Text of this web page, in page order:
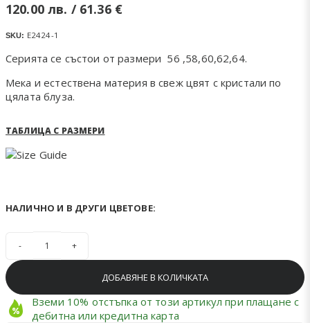
120.00лв. / 61.36 €
SKU: Е2424-1
Серията се състои от размери 56 ,58,60,62,64.
Мека и естествена материя в свеж цвят с кристали по
цялата блуза.
ТАБЛИЦА С РАЗМЕРИ
НАЛИЧНО И В ДРУГИ ЦВЕТОВЕ:
ДОБАВЯНЕ В КОЛИЧКАТА
Вземи 10% отстъпка от този артикул при плащане с
дебитна или кредитна карта